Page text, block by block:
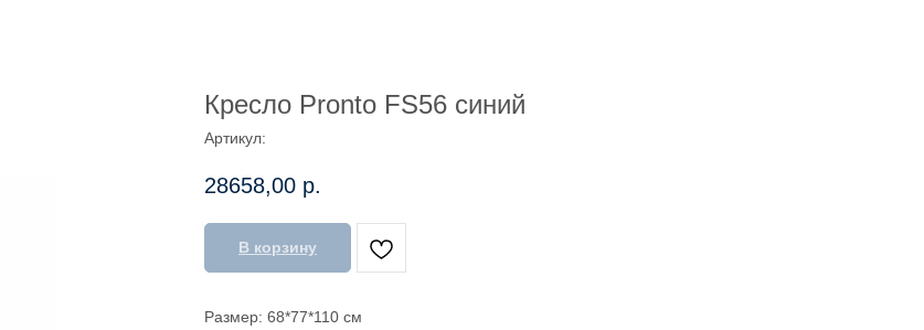
Кресло Pronto FS56 синий
Артикул:
28658,00 р.
В корзину
Размер: 68*77*110 см